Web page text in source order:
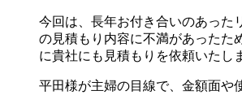
今回は、長年お付き合いのあった
の見積もり内容に不満があったた
に貴社にも見積もりを依頼いたし
平田様が主婦の目線で、金額面や